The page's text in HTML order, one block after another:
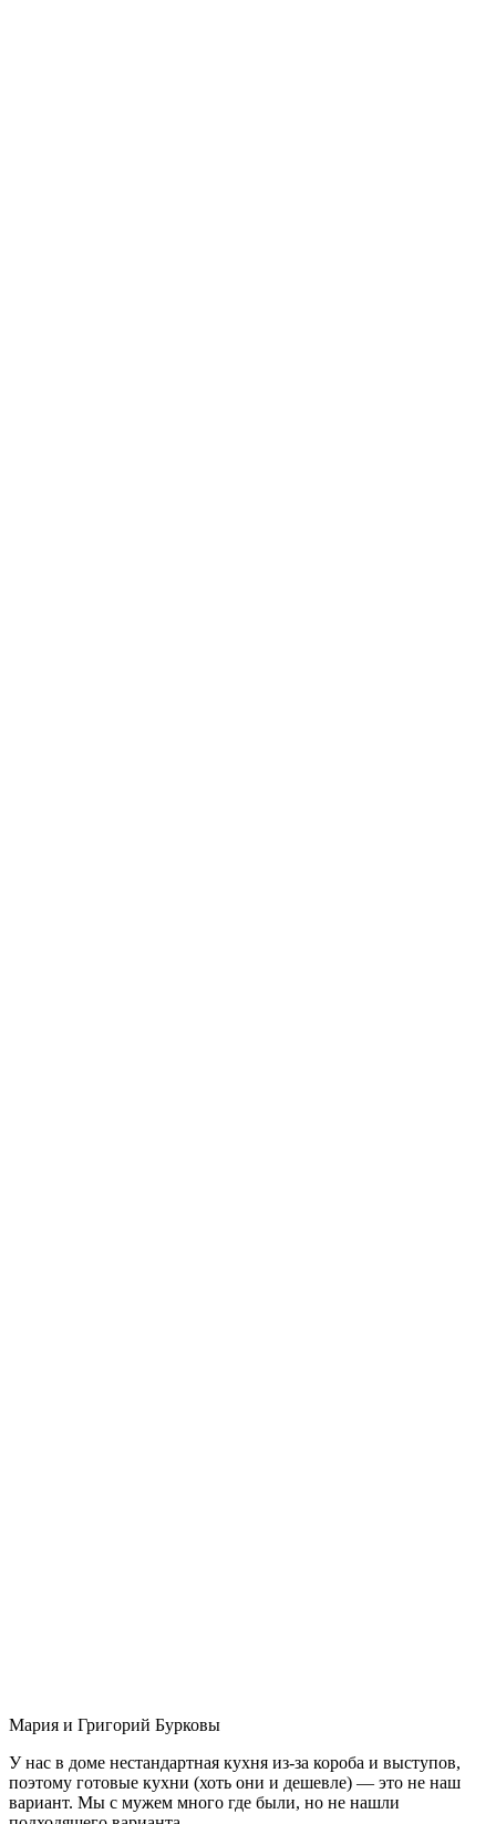
Мария и Григорий Бурковы
У нас в доме нестандартная кухня из-за короба и выступов,
поэтому готовые кухни (хоть они и дешевле) — это не наш
вариант. Мы с мужем много где были, но не нашли